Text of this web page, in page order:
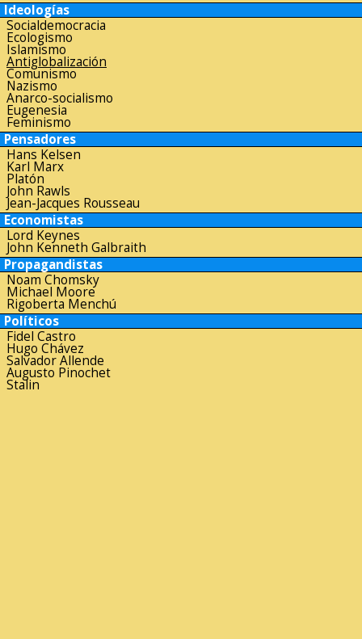
Ideologías
Socialdemocracia
Ecologismo
Islamismo
Antiglobalización
Comunismo
Nazismo
Anarco-socialismo
Eugenesia
Feminismo
Pensadores
Hans Kelsen
Karl Marx
Platón
John Rawls
Jean-Jacques Rousseau
Economistas
Lord Keynes
John Kenneth Galbraith
Propagandistas
Noam Chomsky
Michael Moore
Rigoberta Menchú
Políticos
Fidel Castro
Hugo Chávez
Salvador Allende
Augusto Pinochet
Stalin